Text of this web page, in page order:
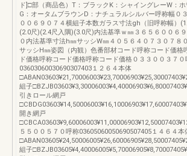
ド]□部（商品色）T：ブラックK：シャイングレーW：ホ
G：オータムブラウンD：ナチュラルシルバー呼称幅０
００６９０７４横組子本数ガラス寸法gh（旧呼称幅）
(2.0尺)(2.4尺入隅)(3.0尺)内法基準ｗ㎜３６５６００６
０内法基準寸法h㎜サッシW㎜４０５６４０７３０７８
サッシH㎜姿図（内観）色番部材コード呼称コード価格
ド価格呼称コード価格呼称コード価格０３３００３７０
03603060030690307403１２６４本体
組子
引きロール網戸
開き網戸
５５００５７０呼称03605060050690507405１４６４本
組子